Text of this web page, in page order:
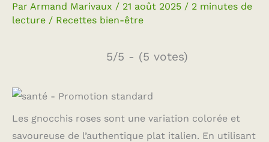
Par Armand Marivaux / 21 août 2025 / 2 minutes de
lecture / Recettes bien-être
5/5 - (5 votes)
Les gnocchis roses sont une variation colorée et
savoureuse de l’authentique plat italien. En utilisant